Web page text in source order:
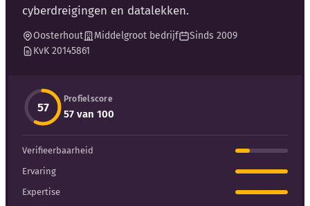
Auteurs
cyberdreigingen en datalekken.
Oosterhout Middelgroot bedrijf
Sinds 2009
KvK 20145861
57
Profielscore
57 van 100
Verifieerbaarheid
Ervaring
Expertise